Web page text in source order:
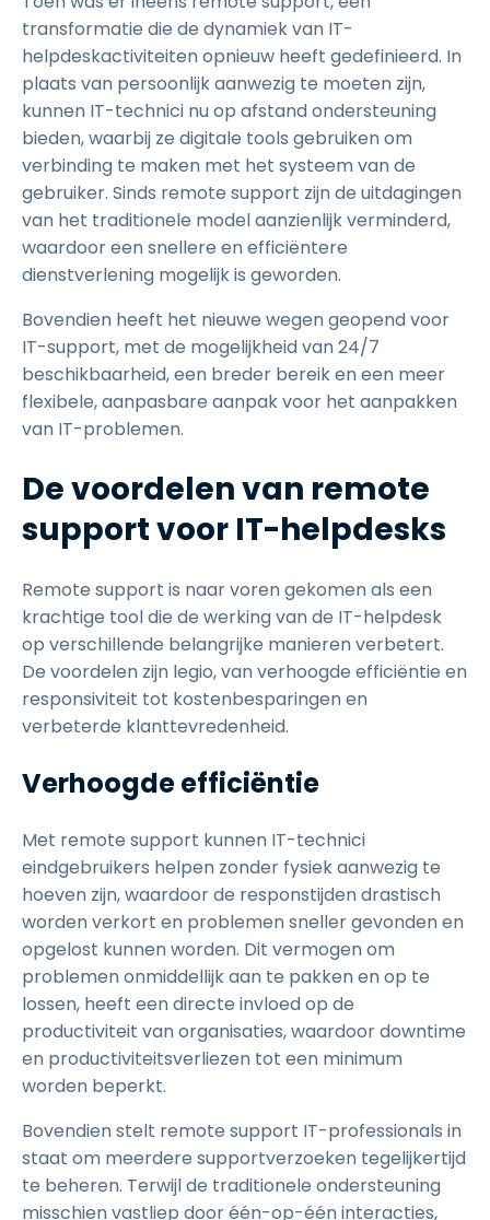
transformatie die de dynamiek van IT-
helpdeskactiviteiten opnieuw heeft gedefinieerd. In
plaats van persoonlijk aanwezig te moeten zijn,
kunnen IT-technici nu op afstand ondersteuning
bieden, waarbij ze digitale tools gebruiken om
verbinding te maken met het systeem van de
gebruiker. Sinds remote support zijn de uitdagingen
van het traditionele model aanzienlijk verminderd,
waardoor een snellere en efficiëntere
dienstverlening mogelijk is geworden.
Bovendien heeft het nieuwe wegen geopend voor
IT-support, met de mogelijkheid van 24/7
beschikbaarheid, een breder bereik en een meer
flexibele, aanpasbare aanpak voor het aanpakken
van IT-problemen.
De voordelen van remote
support voor IT-helpdesks
Remote support is naar voren gekomen als een
krachtige tool die de werking van de IT-helpdesk
op verschillende belangrijke manieren verbetert.
De voordelen zijn legio, van verhoogde efficiëntie en
responsiviteit tot kostenbesparingen en
verbeterde klanttevredenheid.
Verhoogde efficiëntie
Met remote support kunnen IT-technici
eindgebruikers helpen zonder fysiek aanwezig te
hoeven zijn, waardoor de responstijden drastisch
worden verkort en problemen sneller gevonden en
opgelost kunnen worden. Dit vermogen om
problemen onmiddellijk aan te pakken en op te
lossen, heeft een directe invloed op de
productiviteit van organisaties, waardoor downtime
en productiviteitsverliezen tot een minimum
worden beperkt.
Bovendien stelt remote support IT-professionals in
staat om meerdere supportverzoeken tegelijkertijd
te beheren. Terwijl de traditionele ondersteuning
misschien vastliep door één-op-één interacties,